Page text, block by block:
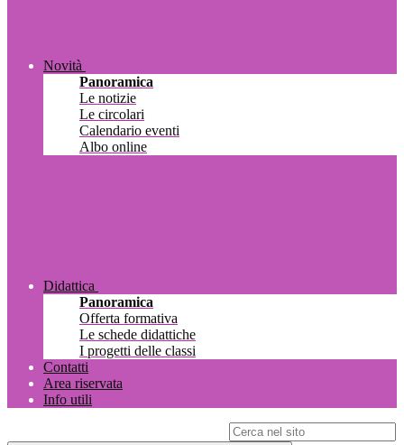
Novità
Panoramica
Le notizie
Le circolari
Calendario eventi
Albo online
Didattica
Panoramica
Offerta formativa
Le schede didattiche
I progetti delle classi
Contatti
Area riservata
Info utili